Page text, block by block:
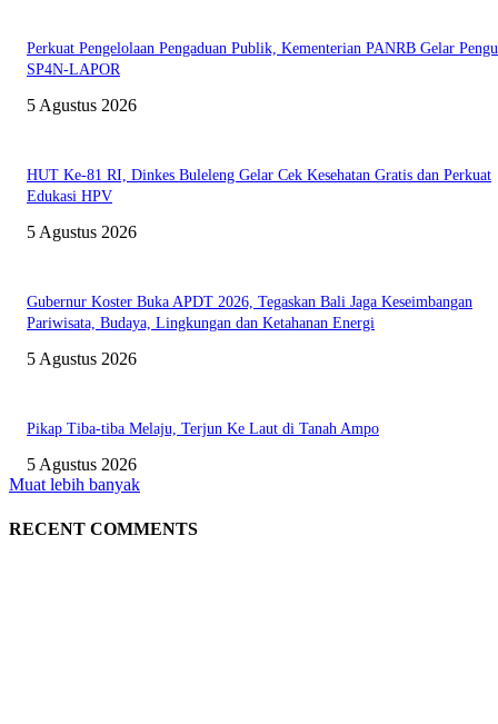
Perkuat Pengelolaan Pengaduan Publik, Kementerian PANRB Gelar
SP4N-LAPOR
5 Agustus 2026
HUT Ke-81 RI, Dinkes Buleleng Gelar Cek Kesehatan Gratis dan Perkuat
Edukasi HPV
5 Agustus 2026
Gubernur Koster Buka APDT 2026, Tegaskan Bali Jaga Keseimbangan
Pariwisata, Budaya, Lingkungan dan Ketahanan Energi
5 Agustus 2026
Pikap Tiba-tiba Melaju, Terjun Ke Laut di Tanah Ampo
5 Agustus 2026
Muat lebih banyak
RECENT COMMENTS